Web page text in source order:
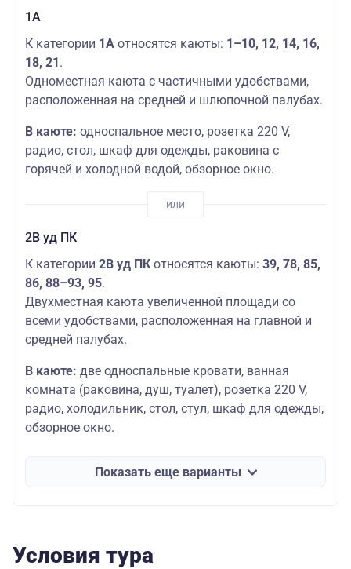
1А
К категории 1А относятся каюты: 1–10, 12, 14, 16,
18, 21.
Одноместная каюта с частичными удобствами,
расположенная на средней и шлюпочной палубах.
В каюте: односпальное место, розетка 220 V,
радио, стол, шкаф для одежды, раковина с
горячей и холодной водой, обзорное окно.
2В уд ПК
К категории 2В уд ПК​ относятся каюты: 39, 78, 85,
86, 88–93, 95.
Двухместная каюта увеличенной площади со
всеми удобствами, расположенная на главной и
средней палубах.
В каюте: две односпальные кровати, ванная
комната (раковина, душ, туалет), розетка 220 V,
радио, холодильник, стол, стул, шкаф для одежды,
обзорное окно.
Показать еще варианты
Условия тура